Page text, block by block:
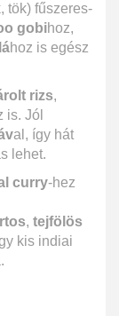
tök) fűszeres-
gobihoz,
hoz is egész
rizs,
is. Jól
al, így hát
lehet.
curry-hez
, tejfölös
kis indiai